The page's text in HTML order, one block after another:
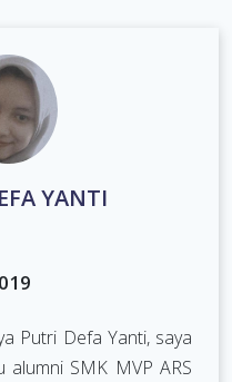
YANTI
Putri Defa Yanti, saya
alumni SMK MVP ARS